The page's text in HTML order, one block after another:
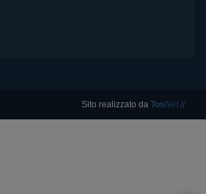
Sito realizzato da TosNet.it